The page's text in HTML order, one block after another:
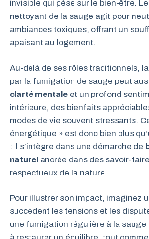
invisible qui pèse sur le bien-être.
nettoyant de la sauge agit pour
ambiances toxiques, offrant un
apaisant au logement.
Au-delà de ses rôles traditionnels,
par la fumigation de sauge peut
clarté mentale et un profond
intérieure, des bienfaits
modes de vie souvent stressants.
énergétique » est donc bien plus
: il s’intègre dans une démarche de
naturel ancrée dans des savoir-
respectueux de la nature.
Pour illustrer son impact, imaginez
succèdent les tensions et les
une fumigation régulière à la sauge